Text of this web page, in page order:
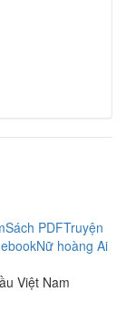
Sách PDFTruyện
Nữ hoàng Ai
Việt Nam